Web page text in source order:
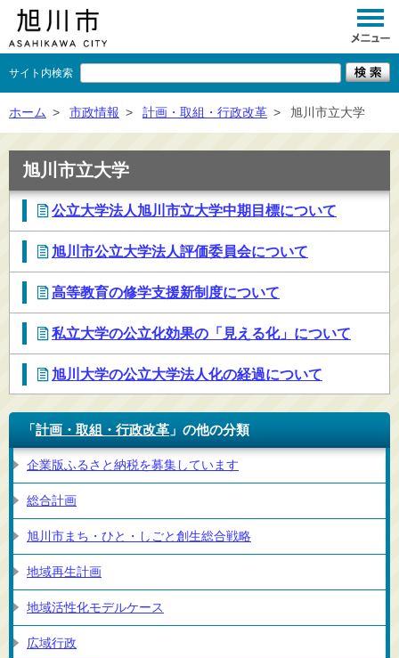
サイト内検索
くらし
事業者向け
施設一覧
市政情報
×閉じる
ホーム > 市政情報 > 計画・取組・行政改革 > 旭川市立大学
旭川市立大学
公立大学法人旭川市立大学中期目標について
旭川市公立大学法人評価委員会について
高等教育の修学支援新制度について
私立大学の公立化効果の「見える化」について
旭川大学の公立大学法人化の経過について
「計画・取組・行政改革 」の他の分類
企業版ふるさと納税を募集しています
総合計画
旭川市まち・ひと・しごと創生総合戦略
地域再生計画
地域活性化モデルケース
広域行政